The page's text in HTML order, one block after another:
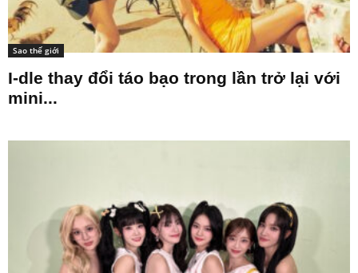
Sao thế giới
I-dle thay đổi táo bạo trong lần trở lại với
mini...